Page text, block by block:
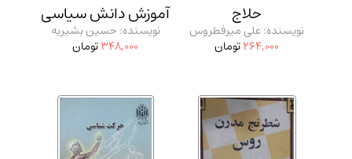
حلاج
نویسنده: علی میرفطروس
264,000تومان
آموزش دانش سیاسی
نویسنده: حسین بشیریه
348,000تومان